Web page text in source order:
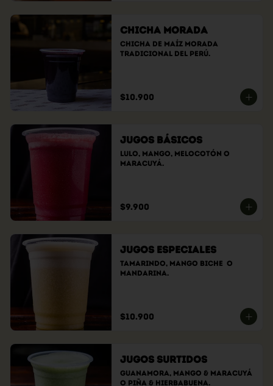
Chicha Morada
Chicha de maíz morada
tradicional del Perú.
$10.900
Jugos Básicos
Lulo, Mango, Melocotón o
Maracuyá.
$9.900
Jugos Especiales
Tamarindo, Mango Biche  O
Mandarina.
$10.900
Jugos Surtidos
GuanaMora, Mango & Maracuyá
o Piña & Hierbabuena.